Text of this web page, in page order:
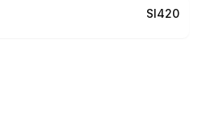
SI420